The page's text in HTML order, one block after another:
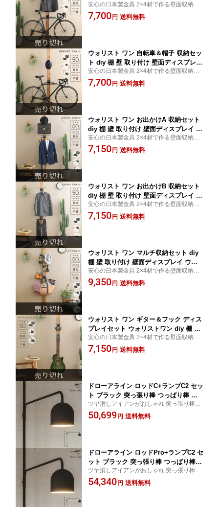
レイ ウォールラック ラック 収納 自転
車ラック 高さ調整 壁面収納 突っ張り
安心の日本製金具 2×4材で作る壁面収納パ
ーツセット
7,700 円 送料無料
ウォリスト ワン 自転車＆帽子 収納セッ
ト diy 棚 壁 取り付け 壁面ディスプレイ
ウォールラック ラック 収納 自転車ラッ
ク 高さ調整 壁面収納 突っ張り マルチ
安心の日本製金具 2×4材で作る壁面収納パ
ーツセット
7,700 円 送料無料
ウォリスト ワン お出かけA 収納セット
diy 棚 壁 取り付け 壁面ディスプレイ ウ
ォールラック ラック 収納 洋服 雑貨 高
さ調整 壁面収納 突っ張り マルチ収納
安心の日本製金具 2×4材で作る壁面収納パ
ーツセット
7,150 円 送料無料
ウォリスト ワン お出かけB 収納セット
diy 棚 壁 取り付け 壁面ディスプレイ ウ
ォールラック ラック 収納 洋服 雑貨 高
さ調整 壁面収納 突っ張り マルチ収納
安心の日本製金具 2×4材で作る壁面収納パ
ーツセット
7,150 円 送料無料
ウォリスト ワン マルチ収納セット diy
棚 壁 取り付け 壁面ディスプレイ ウォ
ールラック ラック 収納 洋服 雑貨 掃除
用具 高さ調整 壁面収納 突っ張り マル
安心の日本製金具 2×4材で作る壁面収納パ
ーツセット
9,350 円 送料無料
ウォリスト ワン ギター＆フック ディス
プレイセット ウォリストワン diy 棚 ギ
タースタンド ギターディスプレイ ギタ
ーホルダー ギターハンガー 高さ調整 ウ
安心の日本製金具 2×4材で作る壁面収納パ
ーツセット
7,150 円 送料無料
ドローアライン ロッドC+ランプC2 セッ
ト ブラック 突っ張り棒 つっぱり棒 お
しゃれ セット 伸縮 ランプシェード 照
明 北欧 インダストリアル インテリア
ツヤ消しアイアンがおしゃれ 突っ張り棒
+ランプシェードセット
50,699 円 送料無料
ドローアライン ロッドPro+ランプC2 セ
ット ブラック 突っ張り棒 つっぱり棒
おしゃれ セット 伸縮 ランプシェード
照明 北欧 インダストリアル インテリア
ツヤ消しアイアンがおしゃれ 突っ張り棒
+ランプシェードセット
54,340 円 送料無料